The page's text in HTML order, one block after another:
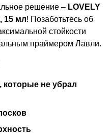
решение – LOVELY
15 мл! Позаботьтесь об
стойкости
праймером Лавли.
которые не убрал